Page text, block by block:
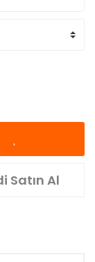
Satın Al